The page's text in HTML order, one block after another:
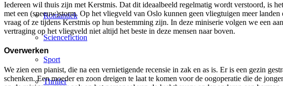
Romantiek
Sciencefiction
Sport
Thriller
Iedereen wil thuis zijn met Kerstmis. Dat dit ideaalbeeld regelmatig wordt verstoord, is
met een (sneeuw)storm. Op het vliegveld van Oslo kunnen geen vliegtuigen meer
vraag of ze tijdens Kerstmis op hun bestemming zijn. In deze miniserie volgen we een
vertraging op het vliegveld niet altijd het beste in deze mensen naar boven.
Overwerken
We zien een pianist, die na een vernietigende recensie in zak en as is. Er is een gezin
schenken. Een moeder en zoon dreigen te laat te komen voor de oogoperatie die de